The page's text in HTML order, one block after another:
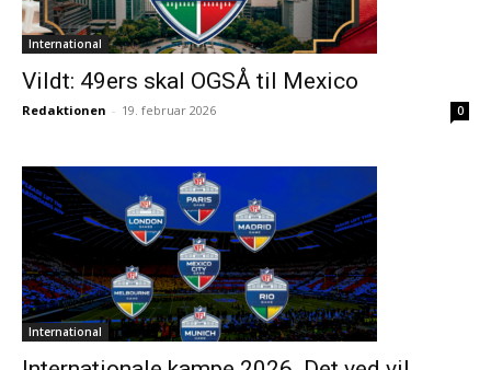
International
Vildt: 49ers skal OGSÅ til Mexico
Redaktionen - 19. februar 2026 0
International